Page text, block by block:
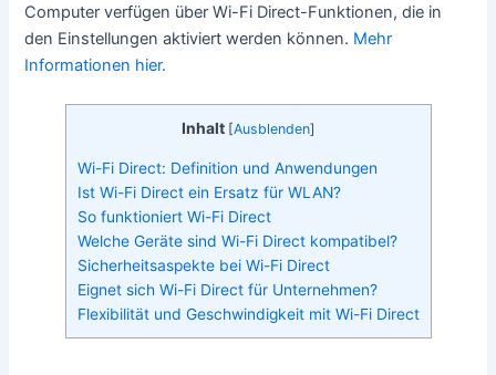
Computer verfügen über Wi-Fi Direct-Funktionen, die in
den Einstellungen aktiviert werden können. Mehr
Informationen hier.
Inhalt [Ausblenden]
Wi-Fi Direct: Definition und Anwendungen
Ist Wi-Fi Direct ein Ersatz für WLAN?
So funktioniert Wi-Fi Direct
Welche Geräte sind Wi-Fi Direct kompatibel?
Sicherheitsaspekte bei Wi-Fi Direct
Eignet sich Wi-Fi Direct für Unternehmen?
Flexibilität und Geschwindigkeit mit Wi-Fi Direct